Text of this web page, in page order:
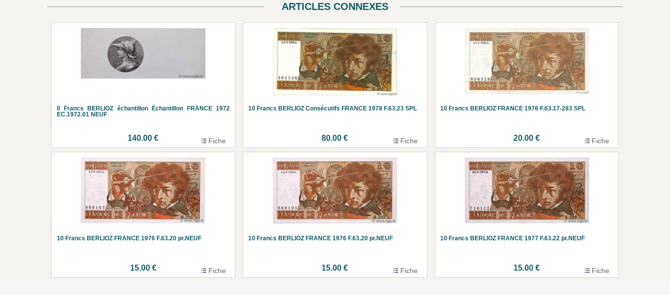
ARTICLES CONNEXES
0 Francs BERLIOZ échantillon Échantillon FRANCE 1972
EC.1972.01 NEUF
140.00 € Fiche
10 Francs BERLIOZ Consécutifs FRANCE 1978 F.63.23 SPL
80.00 € Fiche
10 Francs BERLIOZ FRANCE 1976 F.63.17-283 SPL
20.00 € Fiche
10 Francs BERLIOZ FRANCE 1976 F.63.20 pr.NEUF
15.00 € Fiche
10 Francs BERLIOZ FRANCE 1976 F.63.20 pr.NEUF
15.00 € Fiche
10 Francs BERLIOZ FRANCE 1977 F.63.22 pr.NEUF
15.00 € Fiche